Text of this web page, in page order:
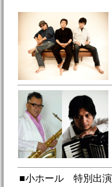
■小ホール 特別出演